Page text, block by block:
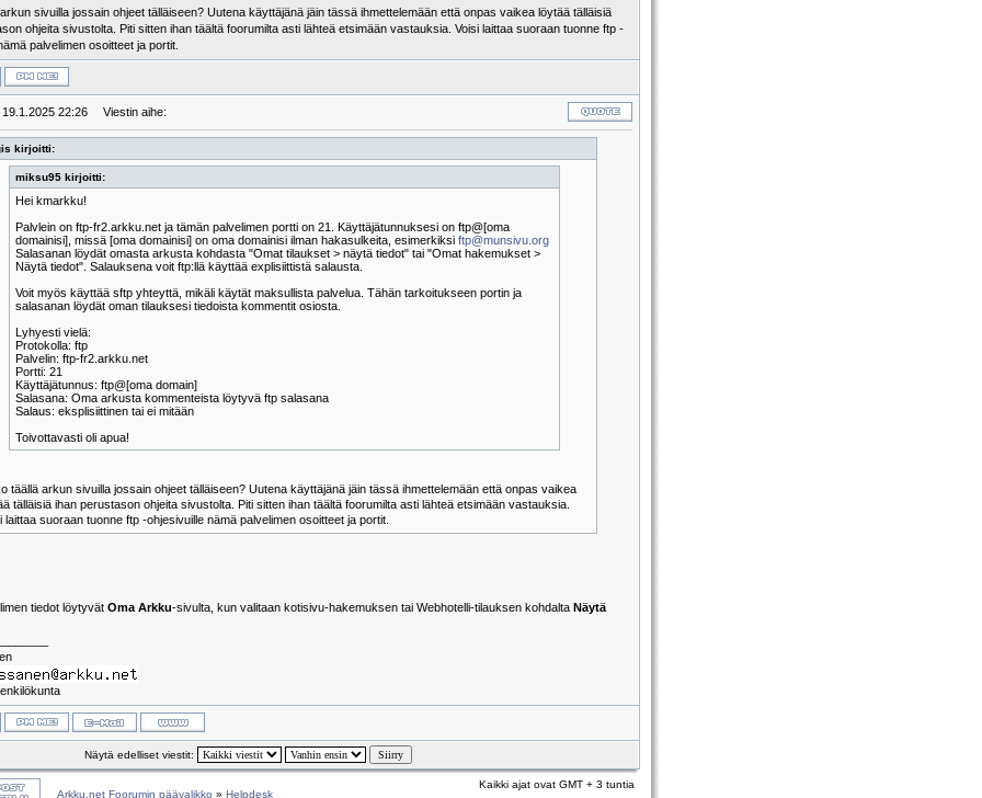
sivuilla jossain ohjeet tälläiseen? Uutena käyttäjänä jäin tässä ihmettelemään että onpas vaikea löytää tälläisiä
ohjeita sivustolta. Piti sitten ihan täältä foorumilta asti lähteä etsimään vastauksia. Voisi laittaa suoraan tuonne ftp -
palvelimen osoitteet ja portit.
22:26 Viestin aihe:
kirjoitti:
miksu95 kirjoitti:
Hei kmarkku!
Palvlein on ftp-fr2.arkku.net ja tämän palvelimen portti on 21. Käyttäjätunnuksesi on ftp@[oma
domainisi], missä [oma domainisi] on oma domainisi ilman hakasulkeita, esimerkiksi ftp@munsivu.org
Salasanan löydät omasta arkusta kohdasta "Omat tilaukset > näytä tiedot" tai "Omat hakemukset >
Näytä tiedot". Salauksena voit ftp:llä käyttää explisiittistä salausta.
Voit myös käyttää sftp yhteyttä, mikäli käytät maksullista palvelua. Tähän tarkoitukseen portin ja
salasanan löydät oman tilauksesi tiedoista kommentit osiosta.
Lyhyesti vielä:
Protokolla: ftp
Palvelin: ftp-fr2.arkku.net
Portti: 21
Käyttäjätunnus: ftp@[oma domain]
Salasana: Oma arkusta kommenteista löytyvä ftp salasana
Salaus: eksplisiittinen tai ei mitään
Toivottavasti oli apua!
täällä arkun sivuilla jossain ohjeet tälläiseen? Uutena käyttäjänä jäin tässä ihmettelemään että onpas vaikea
tälläisiä ihan perustason ohjeita sivustolta. Piti sitten ihan täältä foorumilta asti lähteä etsimään vastauksia.
laittaa suoraan tuonne ftp -ohjesivuille nämä palvelimen osoitteet ja portit.
tiedot löytyvät Oma Arkku-sivulta, kun valitaan kotisivu-hakemuksen tai Webhotelli-tilauksen kohdalta Näytä
Näytä edelliset viestit:
Arkku.net Foorumin päävalikko » Helpdesk
Kaikki ajat ovat GMT + 3 tuntia